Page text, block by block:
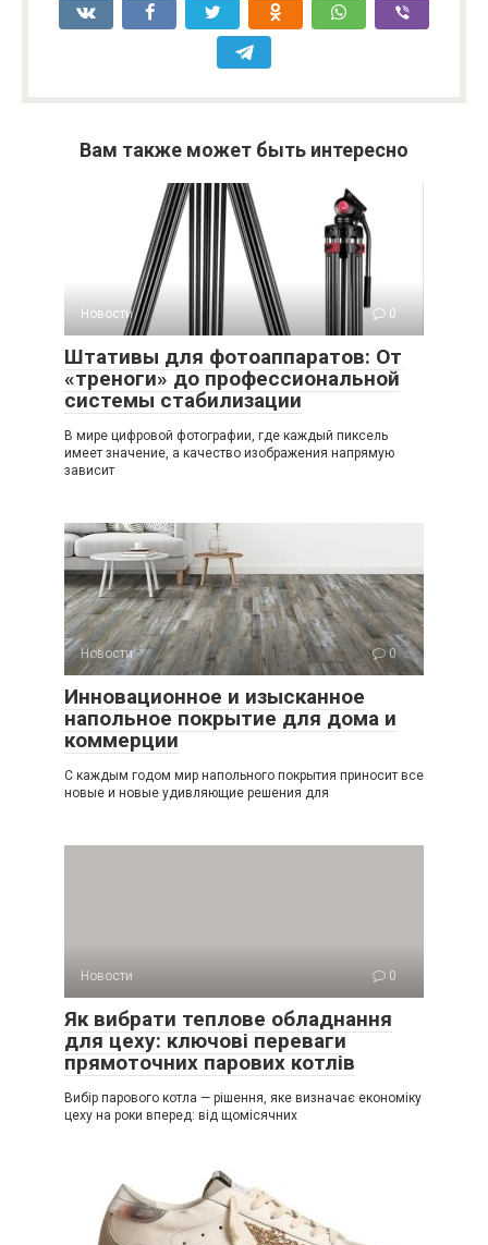
Вам также может быть интересно
Новости 0
Штативы для фотоаппаратов: От
«треноги» до профессиональной
системы стабилизации
В мире цифровой фотографии, где каждый пиксель
имеет значение, а качество изображения напрямую
зависит
Новости 0
Инновационное и изысканное
напольное покрытие для дома и
коммерции
С каждым годом мир напольного покрытия приносит все
новые и новые удивляющие решения для
Новости 0
Як вибрати теплове обладнання
для цеху: ключові переваги
прямоточних парових котлів
Вибір парового котла — рішення, яке визначає економіку
цеху на роки вперед: від щомісячних